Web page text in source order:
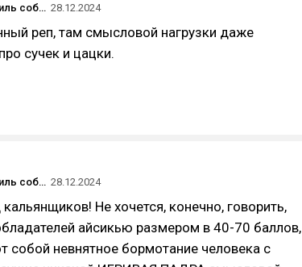
Клип Miyagi & Эдншпиль собрал 1 000 000 000 просмотров, став первым российским клипом, добравшимся до этой отметки. 28.12.2024
реп, там смысловой нагрузки даже
сучек и цацки.
Клип Miyagi & Эдншпиль собрал 1 000 000 000 просмотров, став первым российским клипом, добравшимся до этой отметки. 28.12.2024
Не хочется, конечно, говорить,
айсикью размером в 40-70 баллов,
собой невнятное бормотание человека с